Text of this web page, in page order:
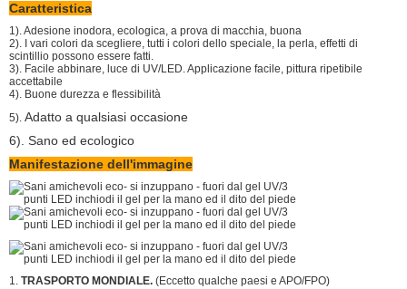
Caratteristica
1). Adesione inodora, ecologica, a prova di macchia, buona
2). I vari colori da scegliere, tutti i colori dello speciale, la perla, effetti di
scintillio possono essere fatti.
3). Facile abbinare, luce di UV/LED. Applicazione facile, pittura ripetibile
accettabile
4). Buone durezza e flessibilità
5). Adatto a qualsiasi occasione
6). Sano ed ecologico
Manifestazione dell'immagine
1. TRASPORTO MONDIALE. (Eccetto qualche paesi e APO/FPO)